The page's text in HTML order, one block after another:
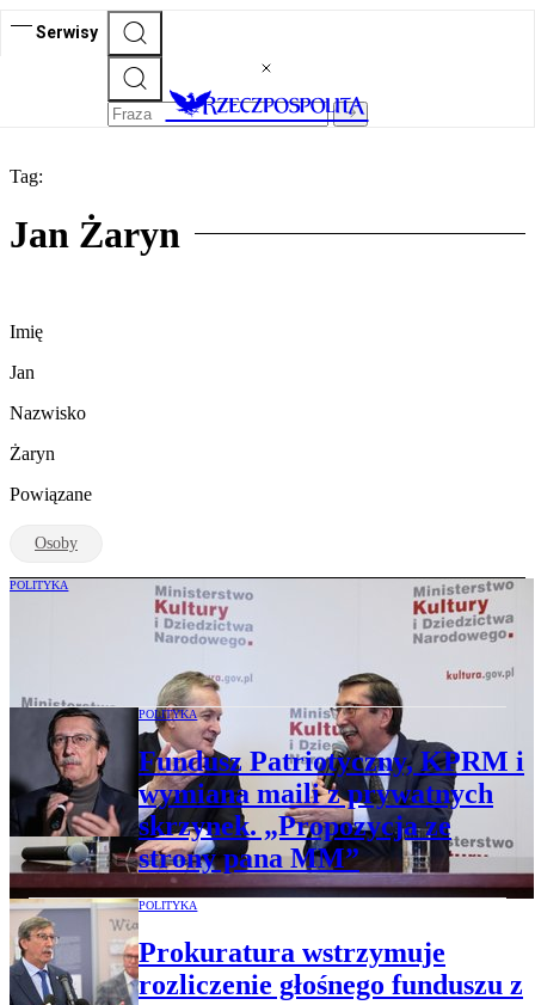
Serwisy
Tag:
Jan Żaryn
Imię
Jan
Nazwisko
Żaryn
Powiązane
Osoby
POLITYKA
KAS rozlicza flagową instytucję z rządów
PiS. 39 mln zł wydane nieprawidłowo
POLITYKA
Fundusz Patriotyczny, KPRM i
wymiana maili z prywatnych
skrzynek. „Propozycja ze
strony pana MM”
POLITYKA
Prokuratura wstrzymuje
rozliczenie głośnego funduszu z